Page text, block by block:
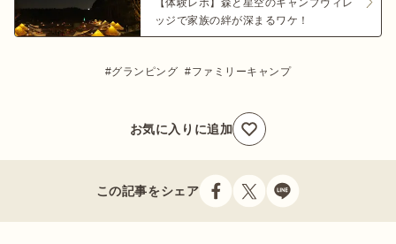
【体験レポ】森と星空のキャンプヴィレ
ッジで家族の絆が深まるワケ！
グランピング ファミリーキャンプ
お気に入りに追加
この記事をシェア